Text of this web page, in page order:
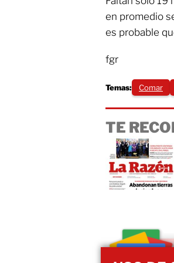
en promedio
es probable
fgr
Temas: Comar
TE